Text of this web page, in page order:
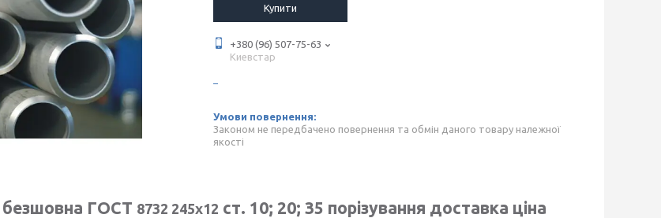
Купити
+380 (96) 507-75-63
Киевстар
Законом не передбачено повернення та обмін даного товару належної
якості
безшовна ГОСТ 8732 245х12 ст. 10; 20; 35 порізування доставка ціна